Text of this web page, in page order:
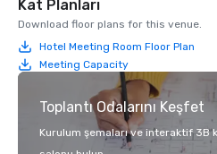
Kat Planları
Download floor plans for this venue.
Hotel Meeting Room Floor Plan
Meeting Capacity
Toplantı Odalarını Keşfet
Kurulum şemaları ve interaktif 3B